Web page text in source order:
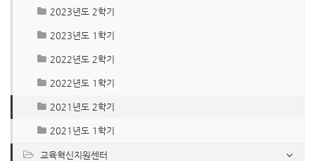
2023년도 2학기
2023년도 1학기
2022년도 2학기
2022년도 1학기
2021년도 2학기
2021년도 1학기
교육혁신지원센터